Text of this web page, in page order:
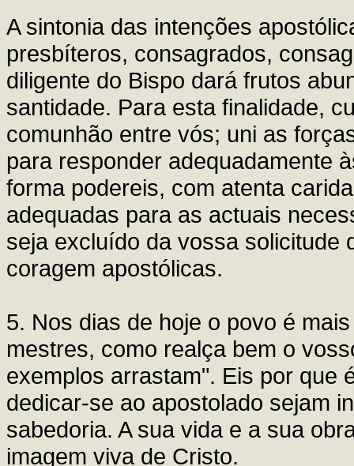
A sintonia das intenções
presbíteros, consagrados,
diligente do Bispo dará frutos
santidade. Para esta finalidade,
comunhão entre vós; uni as
para responder adequadamente
forma podereis, com atenta
adequadas para as actuais
seja excluído da vossa solicitude
coragem apostólicas.
5. Nos dias de hoje o povo é
mestres, como realça bem o
exemplos arrastam". Eis por que
dedicar-se ao apostolado sejam
sabedoria. A sua vida e a sua
imagem viva de Cristo.